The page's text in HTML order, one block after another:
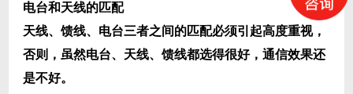
电台和天线的匹配
天线、馈线、电台三者之间的匹配必须引起高度重视，
否则，虽然电台、天线、馈线都选得很好，通信效果还
是不好。